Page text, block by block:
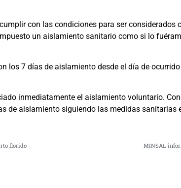
con las condiciones para ser
un aislamiento sanitario como si lo
los 7 días de aislamiento desde el día de
inmediatamente el aislamiento voluntario.
de aislamiento siguiendo las medidas
florido MINSAL